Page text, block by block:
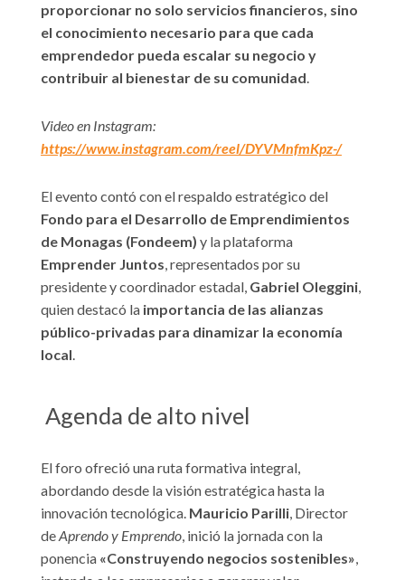
proporcionar no solo servicios financieros, sino
el conocimiento necesario para que cada
emprendedor pueda escalar su negocio y
contribuir al bienestar de su comunidad.
Video en Instagram:
https://www.instagram.com/reel/DYVMnfmKpz-/
El evento contó con el respaldo estratégico del
Fondo para el Desarrollo de Emprendimientos
de Monagas (Fondeem) y la plataforma
Emprender Juntos, representados por su
presidente y coordinador estadal, Gabriel Oleggini,
quien destacó la importancia de las alianzas
público-privadas para dinamizar la economía
local.
Agenda de alto nivel
El foro ofreció una ruta formativa integral,
abordando desde la visión estratégica hasta la
innovación tecnológica. Mauricio Parilli , Director
deAprendo y Emprendo , inició la jornada con la
ponencia «Construyendo negocios sostenibles»